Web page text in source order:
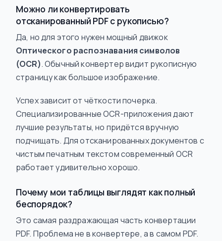
Можно ли конвертировать
отсканированный PDF с рукописью?
Да, но для этого нужен мощный движок
Оптического распознавания символов
(OCR). Обычный конвертер видит рукописную
страницу как большое изображение.
Успех зависит от чёткости почерка.
Специализированные OCR-приложения дают
лучшие результаты, но придётся вручную
подчищать. Для отсканированных документов с
чистым печатным текстом современный OCR
работает удивительно хорошо.
Почему мои таблицы выглядят как полный
беспорядок?
Это самая раздражающая часть конвертации
PDF. Проблема не в конвертере, а в самом PDF.